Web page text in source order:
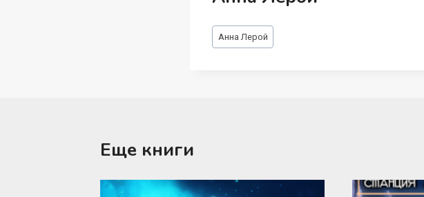
Метки
записи:
Анна Лерой
Еще книги